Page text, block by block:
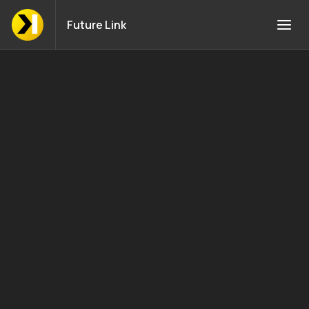
Future Link